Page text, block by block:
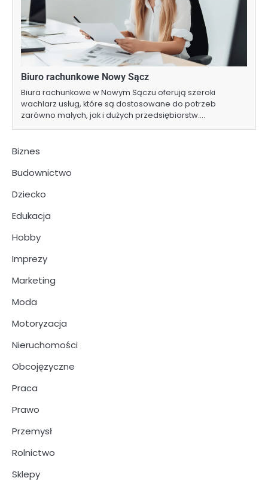
Biuro rachunkowe Nowy Sącz
Biura rachunkowe w Nowym Sączu oferują szeroki
wachlarz usług, które są dostosowane do potrzeb
zarówno małych, jak i dużych przedsiębiorstw.…
Biznes
Budownictwo
Dziecko
Edukacja
Hobby
Imprezy
Marketing
Moda
Motoryzacja
Nieruchomości
Obcojęzyczne
Praca
Prawo
Przemysł
Rolnictwo
Sklepy